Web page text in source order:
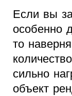
Если вы
особенно
то
сильно
объект